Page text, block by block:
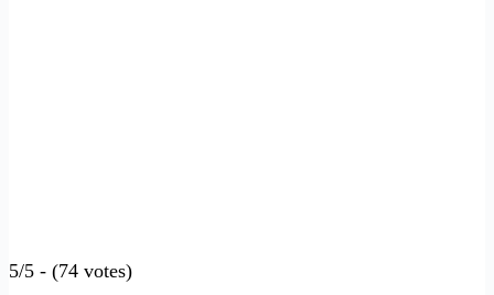
5/5 - (74 votes)